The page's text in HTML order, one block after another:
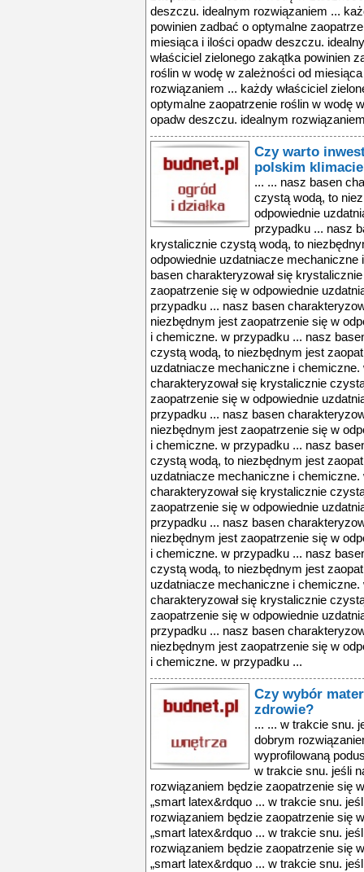
deszczu. idealnym rozwiązaniem ...
powinien zadbać o optymalne
miesiąca i ilości opadw deszczu.
właściciel zielonego zakątka powinien
roślin w wodę w zależności od
rozwiązaniem ... każdy właściciel
optymalne zaopatrzenie roślin w wodę
opadw deszczu. idealnym
Czy warto
polskim
... ... nasz basen
czystą wodą, to
odpowiednie
przypadku ... nasz
krystalicznie czystą wodą, to
odpowiednie uzdatniacze
basen charakteryzował się
zaopatrzenie się w odpowiednie
przypadku ... nasz basen
niezbędnym jest zaopatrzenie się w
i chemiczne. w przypadku ... nasz
czystą wodą, to niezbędnym jest
uzdatniacze mechaniczne i
charakteryzował się krystalicznie
zaopatrzenie się w odpowiednie
przypadku ... nasz basen
niezbędnym jest zaopatrzenie się w
i chemiczne. w przypadku ... nasz
czystą wodą, to niezbędnym jest
uzdatniacze mechaniczne i
charakteryzował się krystalicznie
zaopatrzenie się w odpowiednie
przypadku ... nasz basen
niezbędnym jest zaopatrzenie się w
i chemiczne. w przypadku ... nasz
czystą wodą, to niezbędnym jest
uzdatniacze mechaniczne i
charakteryzował się krystalicznie
zaopatrzenie się w odpowiednie
przypadku ... nasz basen
niezbędnym jest zaopatrzenie się w
i chemiczne. w przypadku ...
Czy wybór
zdrowie?
... ... w trakcie snu.
dobrym
wyprofilowaną
w trakcie snu. jeśli
rozwiązaniem będzie zaopatrzenie się
„smart latex&rdquo ... w trakcie snu.
rozwiązaniem będzie zaopatrzenie się
„smart latex&rdquo ... w trakcie snu.
rozwiązaniem będzie zaopatrzenie się
„smart latex&rdquo ... w trakcie snu.